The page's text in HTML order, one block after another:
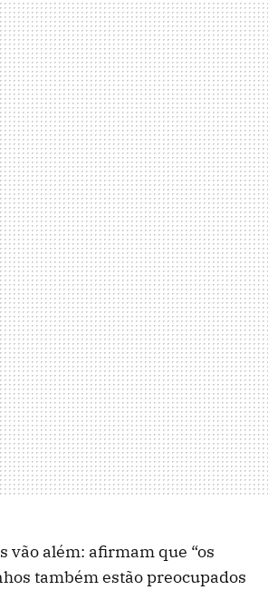
vão além: afirmam que “os
também estão preocupados